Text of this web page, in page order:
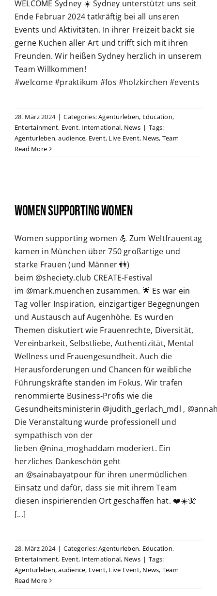
WELCOME Sydney ☀️ Sydney unterstützt uns seit
Ende Februar 2024 tatkräftig bei all unseren
Events und Aktivitäten. In ihrer Freizeit backt sie
gerne Kuchen aller Art und trifft sich mit ihren
Freunden. Wir heißen Sydney herzlich in unserem
Team Willkommen!
#welcome #praktikum #fos #holzkirchen #events
28. März 2024 | Categories:Agenturleben, Education,
Entertainment, Event, International, News | Tags:
Agenturleben,audience, Event, Live Event, News, Team
Read More
Women supporting women
Women supporting women 💪 Zum Weltfrauentag
kamen in München über 750 großartige und
starke Frauen (und Männer 👫)
beim @sheciety.club CREATE-Festival
im @mark.muenchen zusammen. 🌟 Es war ein
Tag voller Inspiration, einzigartiger Begegnungen
und Austausch auf Augenhöhe. Es wurden
Themen diskutiert wie Frauenrechte, Diversität,
Vereinbarkeit, Selbstliebe, Authentizität, Mental
Wellness und Frauengesundheit. Auch die
Herausforderungen und Chancen für weibliche
Führungskräfte standen im Fokus. Wir trafen
renommierte Business-Profis wie die
Gesundheitsministerin @judith_gerlach_mdl ,
Die Veranstaltung wurde professionell und
sympathisch von der
lieben @nina_moghaddam moderiert. Ein
herzliches Dankeschön geht
an @sainabayatpour für ihren unermüdlichen
Einsatz und dafür, dass sie mit ihrem Team
diesen inspirierenden Ort geschaffen hat. ❤️☀️🌺
[...]
28. März 2024 | Categories:Agenturleben, Education,
Entertainment, Event, International, News | Tags:
Agenturleben,audience, Event, Live Event, News, Team
Read More